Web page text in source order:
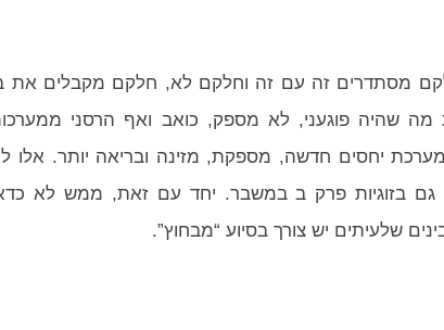
מסתדרים זה עם זה וחלקם לא, חלקם מקבלים את
שהיה פוגעני, לא מספק, כואב ואף הרסני
יחסים חדשה, מספקת, מזינה ובריאה יותר. אלו
גם בזוגיות פרק ב במשבר. יחד עם זאת, ממש לא
שלעיתים יש צורך בסיוע “מבחוץ”.